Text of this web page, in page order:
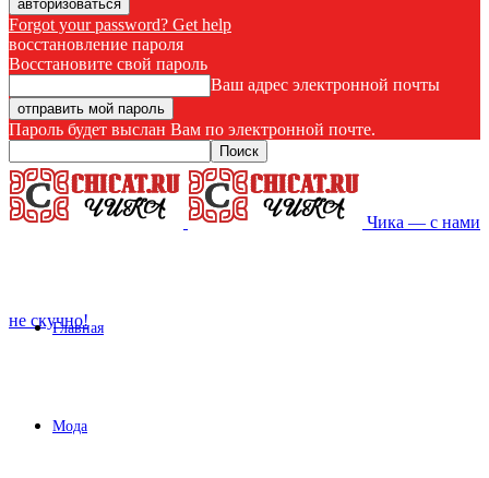
Forgot your password? Get help
восстановление пароля
Восстановите свой пароль
Ваш адрес электронной почты
Пароль будет выслан Вам по электронной почте.
Чика — с нами
не скучно!
Главная
Мода